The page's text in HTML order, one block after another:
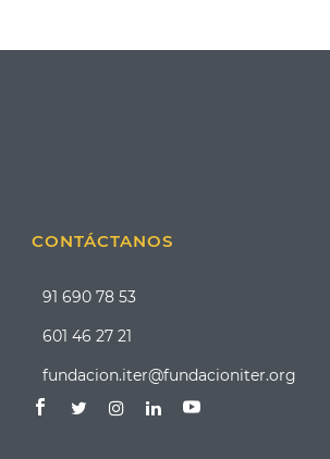
CONTÁCTANOS
91 690 78 53
601 46 27 21
fundacion.iter@fundacioniter.org